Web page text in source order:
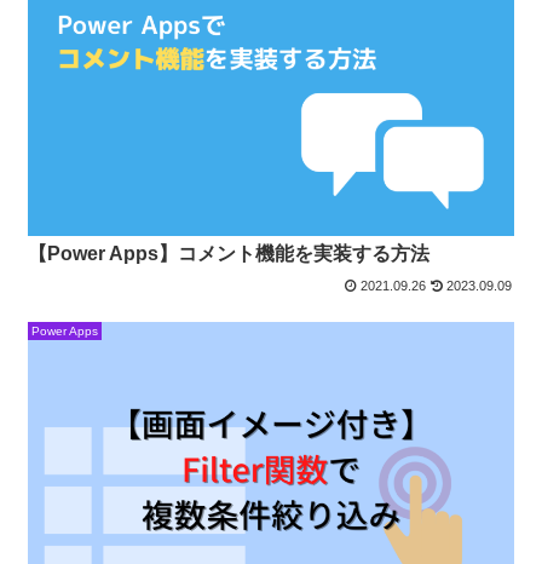
【Power Apps】コメント機能を実装する方法
2021.09.26 2023.09.09
Power Apps